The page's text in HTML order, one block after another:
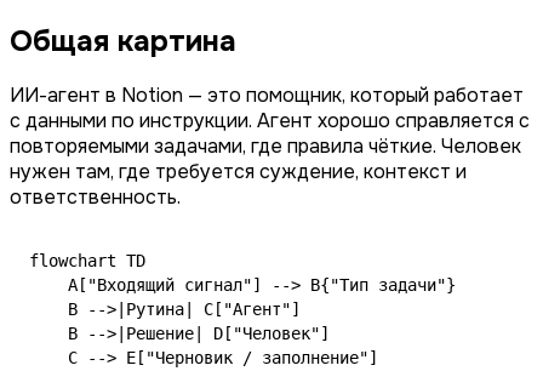
Общая картина
ИИ-агент в Notion — это помощник, который работает
с данными по инструкции. Агент хорошо справляется с
повторяемыми задачами, где правила чёткие. Человек
нужен там, где требуется суждение, контекст и
ответственность.
flowchart TD
    A["Входящий сигнал"] --> B{"Тип задачи"}
    B -->|Рутина| C["Агент"]
    B -->|Решение| D["Человек"]
    C --> E["Черновик / заполнение"]